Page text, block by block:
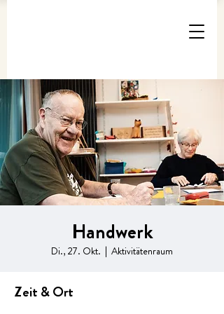
Handwerk
Di., 27. Okt.
  |
Aktivitätenraum
Zeit & Ort